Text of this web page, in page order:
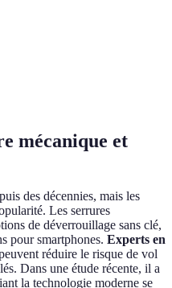
mécanique et
des décennies, mais les
Les serrures
de déverrouillage sans clé,
pour smartphones. Experts en
réduire le risque de vol
Dans une étude récente, il a
la technologie moderne se